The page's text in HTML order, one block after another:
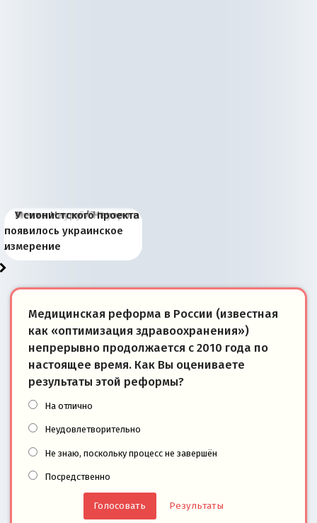
Киевская марионетка
Запада рассказала о
«переобувании» хозяев
В России назрели
перемены: 15 шагов к
суверенной экономике
Миграционный пожар
Европы
Россия начинает
сбрасывать балласт
Анкориджа
Россия зимой 1904
года: первые уступки во
внутренней политике
Русская нация вчера и
сегодня
Почему правый крах в
Варшаве не поможет её
отношениям с Россией?
Место Науру / Науэро в
современной истории
Южной Осетии
У сионистского проекта
появилось украинское
измерение
Медицинская реформа в России (известная
как «оптимизация здравоохранения»)
непрерывно продолжается с 2010 года по
настоящее время. Как Вы оцениваете
результаты этой реформы?
На отлично
Неудовлетворительно
Не знаю, поскольку процесс не завершён
Посредственно
Результаты